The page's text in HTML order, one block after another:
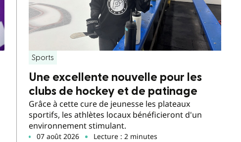
Sports
Une excellente nouvelle pour les
clubs de hockey et de patinage
Grâce à cette cure de jeunesse les plateaux
sportifs, les athlètes locaux bénéficieront d'un
environnement stimulant.
07 août 2026 Lecture : 2 minutes